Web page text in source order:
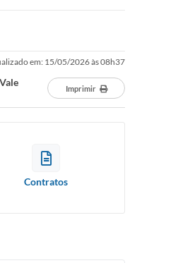
em: 15/05/2026 às 08h37
Imprimir
Contratos